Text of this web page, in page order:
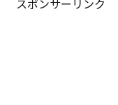
スポンサーリンク